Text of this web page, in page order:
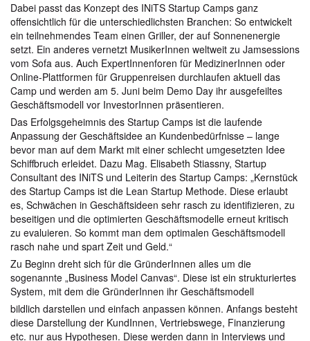
Dabei passt das Konzept des INiTS Startup Camps ganz
offensichtlich für die unterschiedlichsten Branchen: So entwickelt
ein teilnehmendes Team einen Griller, der auf Sonnenenergie
setzt. Ein anderes vernetzt MusikerInnen weltweit zu Jamsessions
vom Sofa aus. Auch ExpertInnenforen für MedizinerInnen oder
Online-Plattformen für Gruppenreisen durchlaufen aktuell das
Camp und werden am 5. Juni beim Demo Day ihr ausgefeiltes
Geschäftsmodell vor InvestorInnen präsentieren.
Das Erfolgsgeheimnis des Startup Camps ist die laufende
Anpassung der Geschäftsidee an Kundenbedürfnisse – lange
bevor man auf dem Markt mit einer schlecht umgesetzten Idee
Schiffbruch erleidet. Dazu Mag. Elisabeth Stiassny, Startup
Consultant des INiTS und Leiterin des Startup Camps: „Kernstück
des Startup Camps ist die Lean Startup Methode. Diese erlaubt
es, Schwächen in Geschäftsideen sehr rasch zu identifizieren, zu
beseitigen und die optimierten Geschäftsmodelle erneut kritisch
zu evaluieren. So kommt man dem optimalen Geschäftsmodell
rasch nahe und spart Zeit und Geld.“
Zu Beginn dreht sich für die GründerInnen alles um die
sogenannte „Business Model Canvas“. Diese ist ein strukturiertes
System, mit dem die GründerInnen ihr Geschäftsmodell
bildlich darstellen und einfach anpassen können. Anfangs besteht
diese Darstellung der KundInnen, Vertriebswege, Finanzierung
etc. nur aus Hypothesen. Diese werden dann in Interviews und